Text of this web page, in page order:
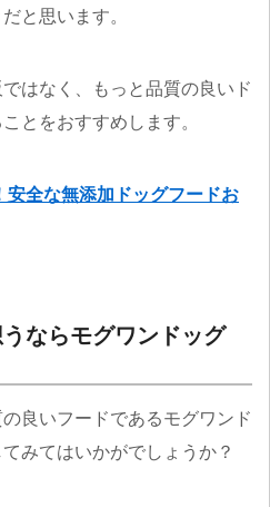
と思います。
はなく、もっと品質の良いド
とをおすすめします。
全な無添加ドッグフードお
ならモグワンドッグ
良いフードであるモグワンド
みてはいかがでしょうか？